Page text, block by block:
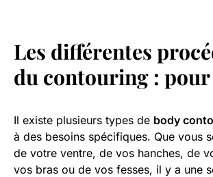
Les différentes
du contouring :
Il existe plusieurs types de body
à des besoins spécifiques. Que vous
de votre ventre, de vos hanches, de
vos bras ou de vos fesses, il y a une